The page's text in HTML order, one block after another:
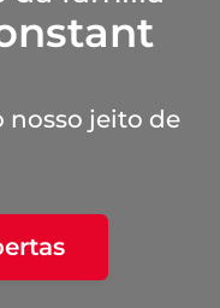
nosso jeito de